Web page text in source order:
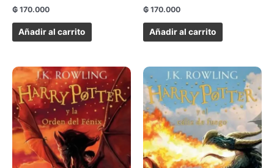
₲ 170.000
Añadir al carrito
₲ 170.000
Añadir al carrito